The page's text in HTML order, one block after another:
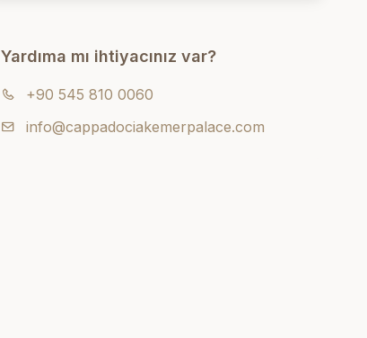
Yardıma mı ihtiyacınız var?
+90 545 810 0060
info@cappadociakemerpalace.com